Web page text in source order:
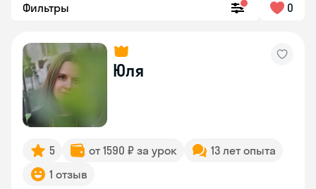
Фильтры 0
Юля
5 от 1590 ₽ за урок
13 лет опыта
1 отзыв